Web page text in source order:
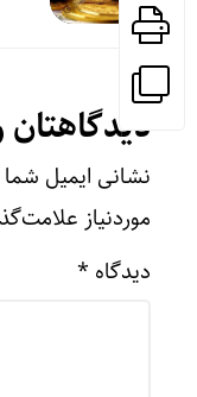
دیدگاهتان
نشانی ایمیل
موردنیاز
دیدگاه *